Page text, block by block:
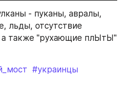
- пуканы, авралы,
льды, отсутствие
а также "рухающие плЫтЫ"
#украинцы